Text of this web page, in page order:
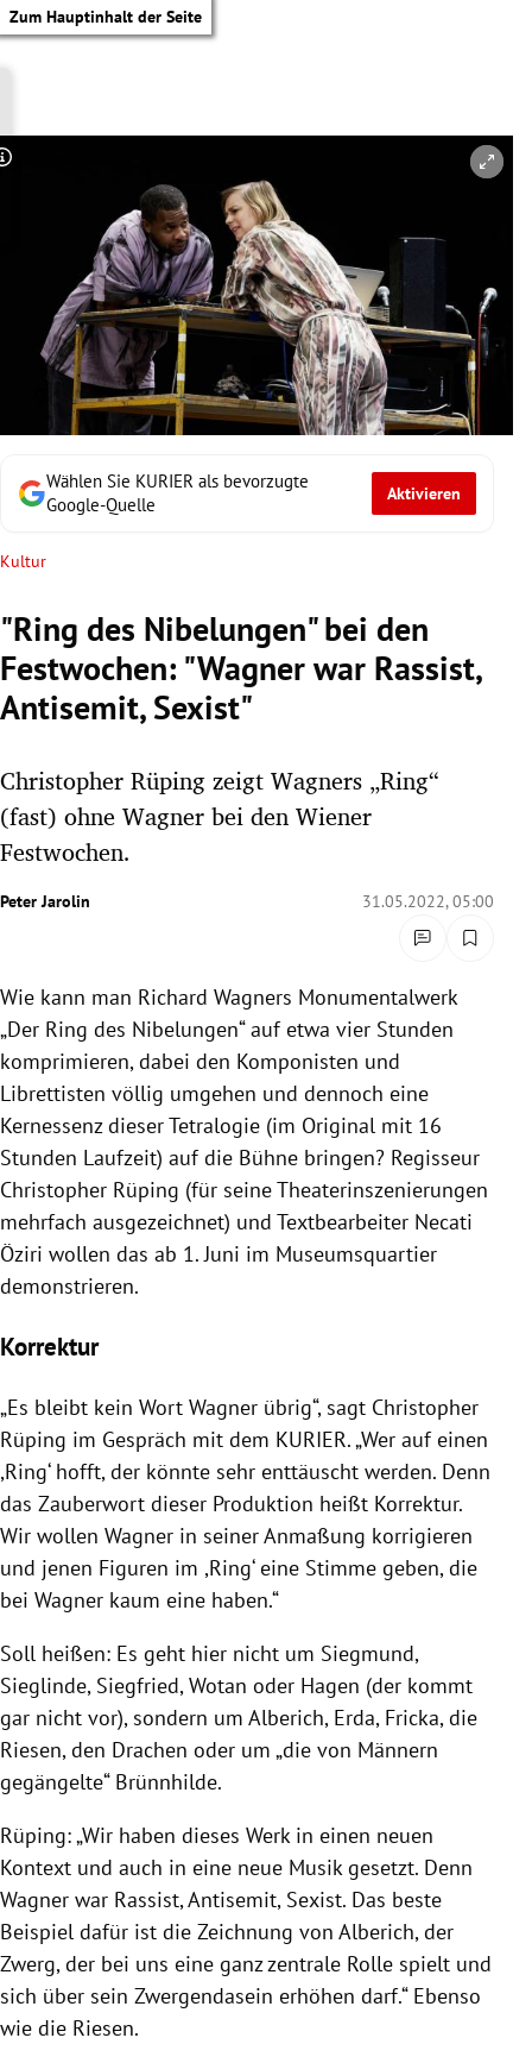
Zum Hauptinhalt der Seite
Untermenü
Untermenü
Untermenü
Untermenü
Untermenü
Untermenü
Untermenü
Wählen Sie KURIER als bevorzugte
Google-Quelle
Aktivieren
Kultur
"Ring des Nibelungen" bei den
Festwochen: "Wagner war Rassist,
Antisemit, Sexist"
Christopher Rüping zeigt Wagners „Ring“
(fast) ohne Wagner bei den Wiener
Festwochen.
Peter Jarolin 31.05.2022, 05:00
Copyright-Hinweis öffnen/schließen
Wie kann man Richard Wagners Monumentalwerk
„Der Ring des Nibelungen“ auf etwa vier Stunden
komprimieren, dabei den Komponisten und
Librettisten völlig umgehen und dennoch eine
Kernessenz dieser Tetralogie (im Original mit 16
Stunden Laufzeit) auf die Bühne bringen? Regisseur
Christopher Rüping (für seine Theaterinszenierungen
mehrfach ausgezeichnet) und Textbearbeiter Necati
Öziri wollen das ab 1. Juni im Museumsquartier
demonstrieren.
Korrektur
„Es bleibt kein Wort Wagner übrig“, sagt Christopher
Rüping im Gespräch mit dem KURIER. „Wer auf einen
,Ring‘ hofft, der könnte sehr enttäuscht werden. Denn
das Zauberwort dieser Produktion heißt Korrektur.
Wir wollen Wagner in seiner Anmaßung korrigieren
und jenen Figuren im ,Ring‘ eine Stimme geben, die
bei Wagner kaum eine haben.“
Soll heißen: Es geht hier nicht um Siegmund,
Sieglinde, Siegfried, Wotan oder Hagen (der kommt
gar nicht vor), sondern um Alberich, Erda, Fricka, die
Riesen, den Drachen oder um „die von Männern
gegängelte“ Brünnhilde.
Rüping: „Wir haben dieses Werk in einen neuen
Kontext und auch in eine neue Musik gesetzt. Denn
Wagner war Rassist, Antisemit, Sexist. Das beste
Beispiel dafür ist die Zeichnung von Alberich, der
Zwerg, der bei uns eine ganz zentrale Rolle spielt und
sich über sein Zwergendasein erhöhen darf.“ Ebenso
wie die Riesen.